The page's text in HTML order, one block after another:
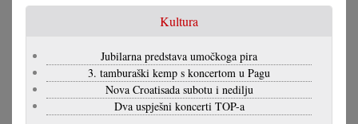
Kultura
Jubilarna predstava umočkoga pira
3. tamburaški kemp s koncertom u Pagu
Nova Croatisada subotu i nedilju
Dva uspješni koncerti TOP-a